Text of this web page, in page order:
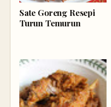
Sate Goreng Resepi
Turun Temurun